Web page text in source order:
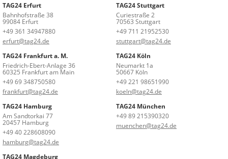
TAG24 Erfurt
Bahnhofstraße 38
99084 Erfurt
+49 361 34947880
erfurt@tag24.de
TAG24 Stuttgart
Curiestraße 2
70563 Stuttgart
+49 711 21952530
stuttgart@tag24.de
TAG24 Frankfurt a. M.
Friedrich-Ebert-Anlage 36
60325 Frankfurt am Main
+49 69 348750580
frankfurt@tag24.de
TAG24 Köln
Neumarkt 1a
50667 Köln
+49 221 98651990
koeln@tag24.de
TAG24 Hamburg
Am Sandtorkai 77
20457 Hamburg
+49 40 228608090
hamburg@tag24.de
TAG24 München
+49 89 215390320
muenchen@tag24.de
TAG24 Magdeburg